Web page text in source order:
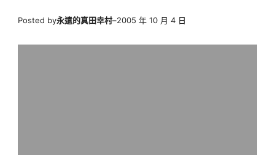
Posted by永遠的真田幸村–2005 年 10 月 4 日